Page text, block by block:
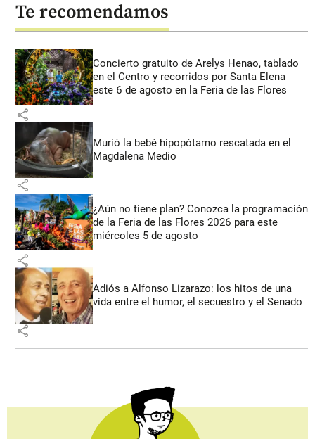
Te recomendamos
Concierto gratuito de Arelys Henao, tablado
en el Centro y recorridos por Santa Elena
este 6 de agosto en la Feria de las Flores
share
Murió la bebé hipopótamo rescatada en el
Magdalena Medio
share
¿Aún no tiene plan? Conozca la programación
de la Feria de las Flores 2026 para este
miércoles 5 de agosto
share
Adiós a Alfonso Lizarazo: los hitos de una
vida entre el humor, el secuestro y el Senado
share